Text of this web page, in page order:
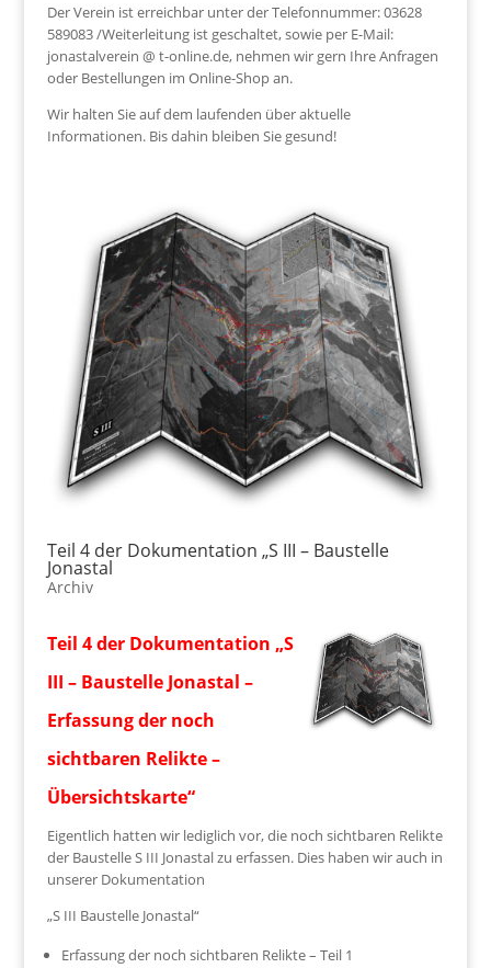
Der Verein ist erreichbar unter der Telefonnummer: 03628
589083 /Weiterleitung ist geschaltet, sowie per E-Mail:
jonastalverein @ t-online.de, nehmen wir gern Ihre Anfragen
oder Bestellungen im Online-Shop an.
Wir halten Sie auf dem laufenden über aktuelle
Informationen. Bis dahin bleiben Sie gesund!
Teil 4 der Dokumentation „S III – Baustelle
Jonastal
Archiv
Teil 4 der Dokumentation „S
III – Baustelle Jonastal –
Erfassung der noch
sichtbaren Relikte –
Übersichtskarte“
Eigentlich hatten wir lediglich vor, die noch sichtbaren Relikte
der Baustelle S III Jonastal zu erfassen. Dies haben wir auch in
unserer Dokumentation
„S III Baustelle Jonastal“
Erfassung der noch sichtbaren Relikte – Teil 1